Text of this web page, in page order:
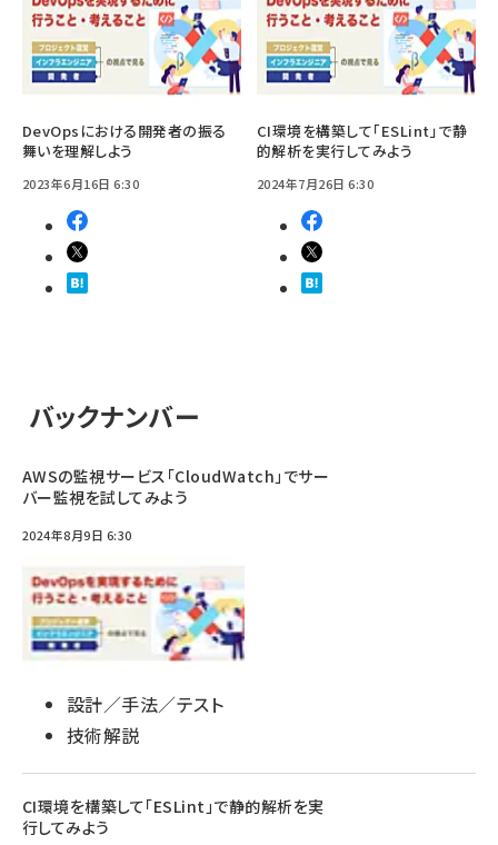
DevOpsにおける開発者の振る
舞いを理解しよう
2023年6月16日 6:30
CI環境を構築して「ESLint」で静
的解析を実行してみよう
2024年7月26日 6:30
バックナンバー
AWSの監視サービス「CloudWatch」でサー
バー監視を試してみよう
2024年8月9日 6:30
設計／手法／テスト
技術解説
CI環境を構築して「ESLint」で静的解析を実
行してみよう